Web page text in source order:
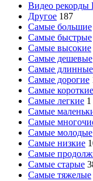
Видео рекорды
Другое 187
Самые большие
Самые быстрые
Самые высокие
Самые дешевые
Самые длинные
Самые дорогие
Самые короткие
Самые легкие 1
Самые
Самые
Самые молодые
Самые низкие
Самые
Самые старые
Самые тяжелые